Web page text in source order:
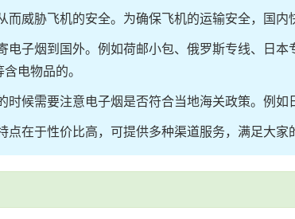
威胁飞机的安全。为确保飞机的运输安全，国内
子烟到国外。例如荷邮小包、俄罗斯专线、日
电物品的。
候需要注意电子烟是否符合当地海关政策。例
在于性价比高，可提供多种渠道服务，满足大家